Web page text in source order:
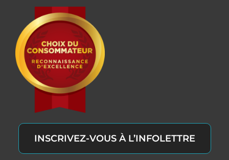
INSCRIVEZ-VOUS À L’INFOLETTRE